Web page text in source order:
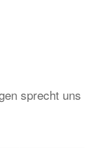
sprecht uns